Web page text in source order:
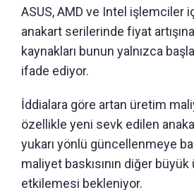
ASUS, AMD ve Intel işlemciler
anakart serilerinde fiyat
kaynakları bunun yalnızca
ifade ediyor.
İddialara göre artan üretim
özellikle yeni sevk edilen
yukarı yönlü güncellenmeye
maliyet baskısının diğer
etkilemesi bekleniyor.